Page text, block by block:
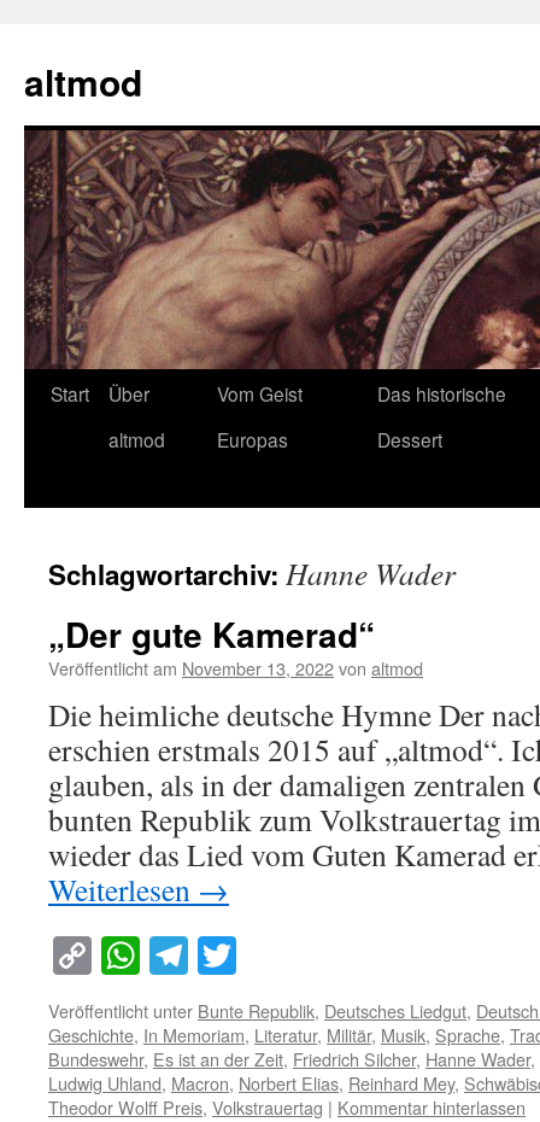
springen
altmod
Start
Über
altmod
Vom Geist
Europas
Das historische
Dessert
Schlagwortarchiv: Hanne Wader
„Der gute Kamerad“
Veröffentlicht am November 13, 2022von altmod
Die heimliche deutsche Hymne Der
erschien erstmals 2015 auf „altmod“.
glauben, als in der damaligen zentralen
bunten Republik zum Volkstrauertag
wieder das Lied vom Guten Kamerad
Weiterlesen →
Copy
Link
WhatsApp
Telegram
Veröffentlicht unter Bunte Republik, Deutsches Liedgut,
Geschichte, In Memoriam, Literatur, Militär, Musik, Sprache,
Bundeswehr, Es ist an der Zeit, Friedrich Silcher, Hanne Wader,
Ludwig Uhland, Macron, Norbert Elias, Reinhard Mey,
Theodor Wolff Preis, Volkstrauertag | Kommentar hinterlassen